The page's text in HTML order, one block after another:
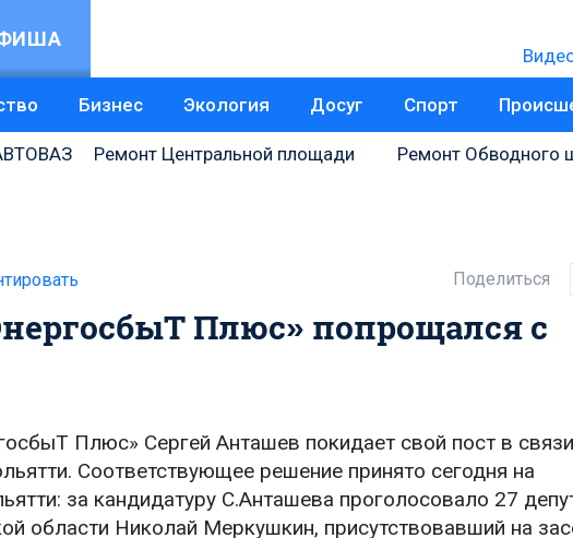
Бизнес Экология Досуг Спорт
Ремонт Центральной площади Ремонт Обводного
Поделиться
Плюс» попрощался с
Плюс» Сергей Анташев покидает свой пост в
Соответствующее решение принято сегодня на
за кандидатуру С.Анташева проголосовало 27
области Николай Меркушкин, присутствовавший на